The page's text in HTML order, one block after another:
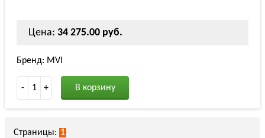
Цена: 34 275.00 руб.
Бренд: MVI
- 1 + В корзину
Страницы: 1